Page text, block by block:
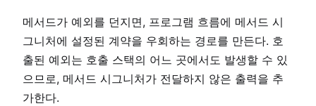
메서드가 예외를 던지면, 프로그램 흐름에 메서드 시
그니처에 설정된 계약을 우회하는 경로를 만든다. 호
출된 예외는 호출 스택의 어느 곳에서도 발생할 수 있
으므로, 메서드 시그니처가 전달하지 않은 출력을 추
가한다.